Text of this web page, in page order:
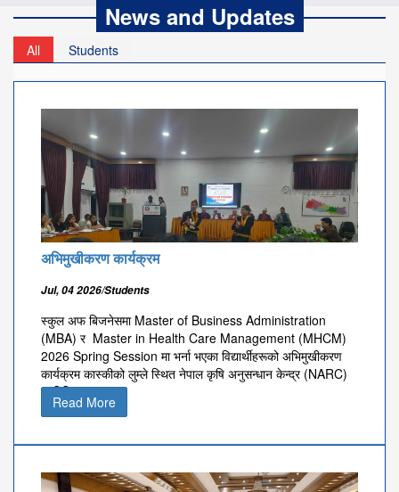
News and Updates
All Students
अभिमुखीकरण कार्यक्रम
Jul, 04 2026/Students
स्कुल अफ बिजनेसमा Master of Business Administration
(MBA) र Master in Health Care Management (MHCM)
2026 Spring Session मा भर्ना भएका विद्यार्थीहरूको अभिमुखीकरण
कार्यक्रम कास्कीको लुम्ले स्थित नेपाल कृषि अनुसन्धान केन्द्र (NARC)
मा मिति २०८३ साल आ
Read More